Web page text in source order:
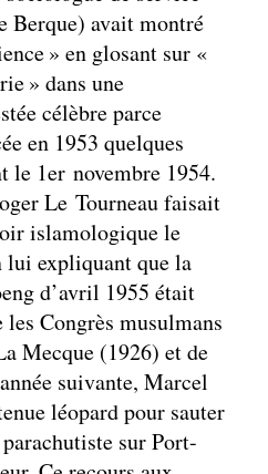
Berque) avait montré
» en glosant sur «
» dans une
célèbre parce
en 1953 quelques
le 1er novembre 1954.
Le Tourneau faisait
islamologique le
lui expliquant que la
d’avril 1955 était
les Congrès musulmans
Mecque (1926) et de
suivante, Marcel
léopard pour sauter
sur Port-